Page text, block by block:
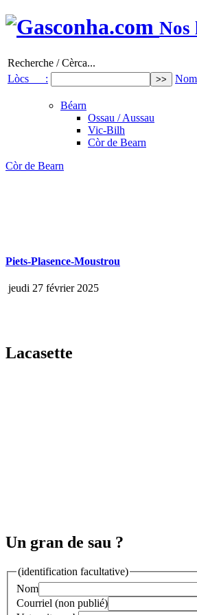
Nos
Recherche / Cèrca...
Lòcs :
Béarn
Ossau / Aussau
Vic-Bilh
Còr de Bearn
Còr de Bearn
Piets-Plasence-Moustrou
jeudi 27 février 2025
Lacasette
Un gran de sau ?
(identification facultative)
Nom
Courriel (non publié)